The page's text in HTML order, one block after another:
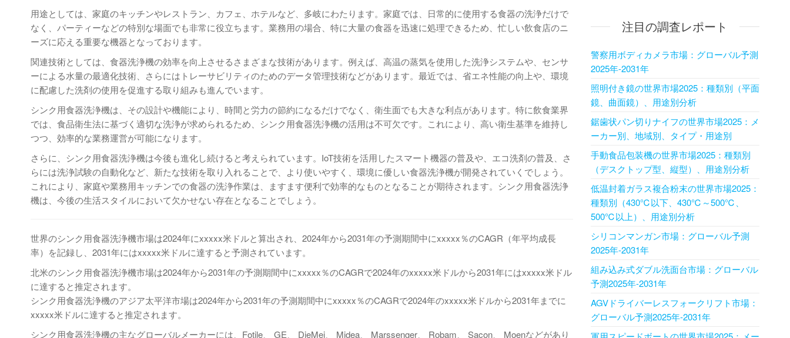
用途としては、家庭のキッチンやレストラン、カフェ、ホテルなど、多岐にわたります。家庭では、日常的に使用する食器の洗浄だけで
なく、パーティーなどの特別な場面でも非常に役立ちます。業務用の場合、特に大量の食器を迅速に処理できるため、忙しい飲食店のニ
ーズに応える重要な機器となっております。
関連技術としては、食器洗浄機の効率を向上させるさまざまな技術があります。例えば、高温の蒸気を使用した洗浄システムや、センサ
ーによる水量の最適化技術、さらにはトレーサビリティのためのデータ管理技術などがあります。最近では、省エネ性能の向上や、環境
に配慮した洗剤の使用を促進する取り組みも進んでいます。
シンク用食器洗浄機は、その設計や機能により、時間と労力の節約になるだけでなく、衛生面でも大きな利点があります。特に飲食業界
では、食品衛生法に基づく適切な洗浄が求められるため、シンク用食器洗浄機の活用は不可欠です。これにより、高い衛生基準を維持し
つつ、効率的な業務運営が可能になります。
さらに、シンク用食器洗浄機は今後も進化し続けると考えられています。IoT技術を活用したスマート機器の普及や、エコ洗剤の普及、さ
らには洗浄試験の自動化など、新たな技術を取り入れることで、より使いやすく、環境に優しい食器洗浄機が開発されていくでしょう。
これにより、家庭や業務用キッチンでの食器の洗浄作業は、ますます便利で効率的なものとなることが期待されます。シンク用食器洗浄
機は、今後の生活スタイルにおいて欠かせない存在となることでしょう。
世界のシンク用食器洗浄機市場は2024年にxxxxx米ドルと算出され、2024年から2031年の予測期間中にxxxxx％のCAGR（年平均成長
率）を記録し、2031年にはxxxxx米ドルに達すると予測されています。
北米のシンク用食器洗浄機市場は2024年から2031年の予測期間中にxxxxx％のCAGRで2024年のxxxxx米ドルから2031年にはxxxxx米ドル
に達すると推定されます。
シンク用食器洗浄機のアジア太平洋市場は2024年から2031年の予測期間中にxxxxx％のCAGRで2024年のxxxxx米ドルから2031年までに
xxxxx米ドルに達すると推定されます。
シンク用食器洗浄機の主なグローバルメーカーには、Fotile、 GE、 DieMei、 Midea、 Marssenger、 Robam、 Sacon、 Moenなどがあり
注目の調査レポート
警察用ボディカメラ市場：グローバル予測
2025年-2031年
照明付き鏡の世界市場2025：種類別（平面
鏡、曲面鏡）、用途別分析
鋸歯状パン切りナイフの世界市場2025：メ
ーカー別、地域別、タイプ・用途別
手動食品包装機の世界市場2025：種類別
（デスクトップ型、縦型）、用途別分析
低温封着ガラス複合粉末の世界市場2025：
種類別（430℃以下、430℃～500℃、
500℃以上）、用途別分析
シリコンマンガン市場：グローバル予測
2025年-2031年
組み込み式ダブル洗面台市場：グローバル
予測2025年-2031年
AGVドライバーレスフォークリフト市場：
グローバル予測2025年-2031年